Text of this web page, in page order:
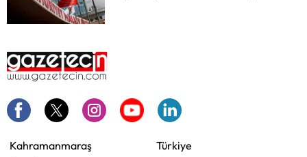
Kahramanmaraş
Türkiye